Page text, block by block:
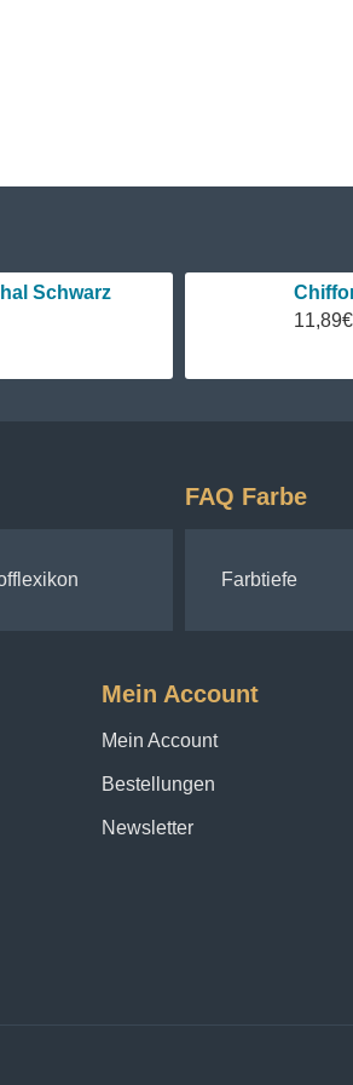
entsorgen, da der pH-Wert
Schwarz
11,89€
FAQ Farbe
Farbtiefe
Mein Account
Mein Account
Bestellungen
Newsletter